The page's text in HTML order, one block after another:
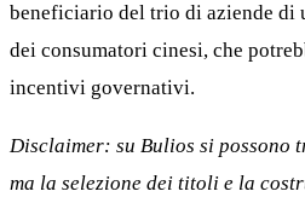
beneficiario del trio di aziende di
dei consumatori cinesi, che
incentivi governativi.
Disclaimer: su Bulios si possono
ma la selezione dei titoli e la